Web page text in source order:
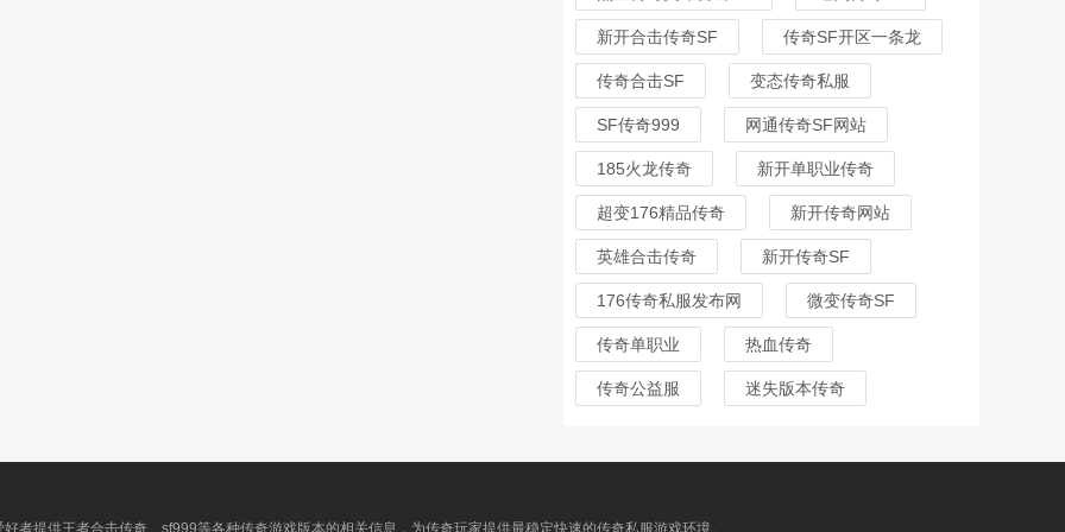
新开合击传奇SF 传奇SF开区一条龙
传奇合击SF 变态传奇私服
SF传奇999 网通传奇SF网站
185火龙传奇 新开单职业传奇
超变176精品传奇 新开传奇网站
英雄合击传奇 新开传奇SF
176传奇私服发布网 微变传奇SF
传奇单职业 热血传奇
传奇公益服 迷失版本传奇
者提供王者合击传奇、sf999等各种传奇游戏版本的相关信息，为传奇玩家提供最稳定快速的传奇私服游戏环境。